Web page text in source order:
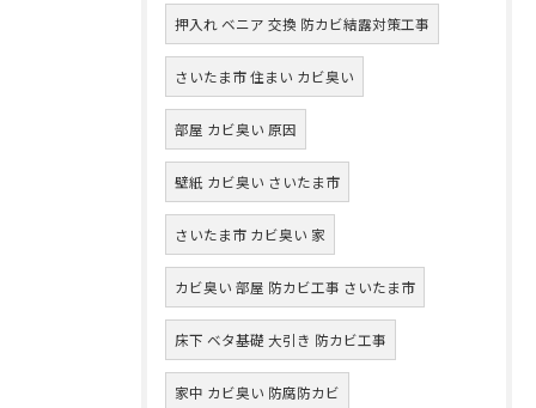
押入れ ベニア 交換 防カビ結露対策工事
さいたま市 住まい カビ臭い
部屋 カビ臭い 原因
壁紙 カビ臭い さいたま市
さいたま市 カビ臭い 家
カビ臭い 部屋 防カビ工事 さいたま市
床下 ベタ基礎 大引き 防カビ工事
家中 カビ臭い 防腐防カビ